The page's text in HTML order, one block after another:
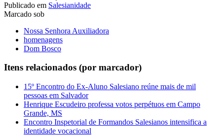
Publicado em Salesianidade
Marcado sob
Nossa Senhora Auxiliadora
homenagens
Dom Bosco
Itens relacionados (por marcador)
15º Encontro do Ex-Aluno Salesiano reúne mais de mil
pessoas em Salvador
Henrique Escudeiro professa votos perpétuos em Campo
Grande, MS
Encontro Inspetorial de Formandos Salesianos intensifica a
identidade vocacional